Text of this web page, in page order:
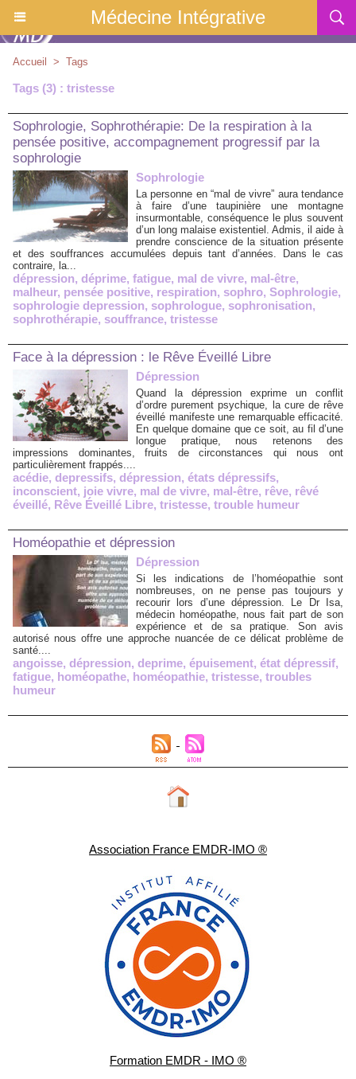
Médecine Intégrative
Association France EMDR-IMO ®
Formation EMDR - IMO ®
Accueil > Tags
Tags (3) : tristesse
Sophrologie, Sophrothérapie: De la respiration à la
pensée positive, accompagnement progressif par la
sophrologie
Sophrologie
La personne en “mal de vivre” aura tendance
à faire d’une taupinière une montagne
insurmontable, conséquence le plus souvent
d’un long malaise existentiel. Admis, il aide à
prendre conscience de la situation présente
et des souffrances accumulées depuis tant d’années. Dans le cas
contraire, la...
dépression, déprime, fatigue, mal de vivre, mal-être,
malheur, pensée positive, respiration, sophro, Sophrologie,
sophrologie depression, sophrologue, sophronisation,
sophrothérapie, souffrance, tristesse
Face à la dépression : le Rêve Éveillé Libre
Dépression
Quand la dépression exprime un conflit
d’ordre purement psychique, la cure de rêve
éveillé manifeste une remarquable efficacité.
En quelque domaine que ce soit, au fil d’une
longue pratique, nous retenons des
impressions dominantes, fruits de circonstances qui nous ont
particulièrement frappés....
acédie, depressifs, dépression, états dépressifs,
inconscient, joie vivre, mal de vivre, mal-être, rêve, rêvé
éveillé, Rêve Éveillé Libre, tristesse, trouble humeur
Homéopathie et dépression
Dépression
Si les indications de l’homéopathie sont
nombreuses, on ne pense pas toujours y
recourir lors d’une dépression. Le Dr Isa,
médecin homéopathe, nous fait part de son
expérience et de sa pratique. Son avis
autorisé nous offre une approche nuancée de ce délicat problème de
santé....
angoisse, dépression, deprime, épuisement, état dépressif,
fatigue, homéopathe, homéopathie, tristesse, troubles
humeur